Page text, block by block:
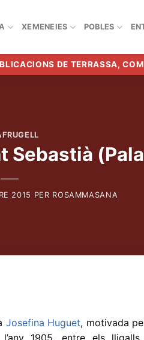
XEMENEIES POBLES
DE TERRASSA,
Sebastià
2015 PER ROSAMMASANA
Josefina Huguet, motivada
1905, entre els